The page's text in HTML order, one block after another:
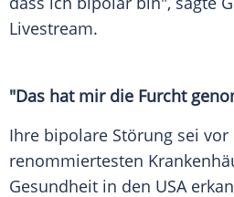
Livestream.
"Das hat mir die Furcht
Ihre bipolare Störung sei
renommiertesten
Gesundheit in den USA